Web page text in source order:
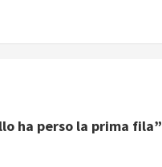
ha perso la prima fila”